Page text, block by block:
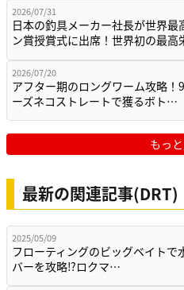
2026/07/31
日本の釣具メーカー社長が世界最
ン賞授賞式に出席！世界初の最
2026/07/20
アフター期のロングワーム攻略！
ーズネコストレートで獲るボト…
もっ
最新の関連記事(DRT)
2025/05/09
フローティングのビッグベイトで
バーを攻略⁉ロクマ…